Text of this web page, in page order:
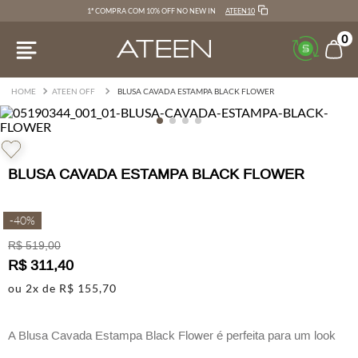
1ª COMPRA COM 10% OFF NO NEW IN ATEEN10
0
ATEEN OFF BLUSA CAVADA ESTAMPA BLACK FLOWER
BLUSA CAVADA ESTAMPA BLACK FLOWER
-40%
R$ 519,00
R$ 311,40
ou 2x de R$ 155,70
A Blusa Cavada Estampa Black Flower é perfeita para um look